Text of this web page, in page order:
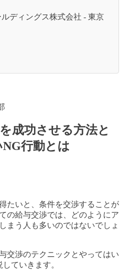
ディングス株式会社 - 東京
成功させる方法と
行動とは
たいと、条件を交渉することが
の給与交渉では、どのようにア
まう人も多いのではないでしょ
交渉のテクニックとやってはい
ていきます。